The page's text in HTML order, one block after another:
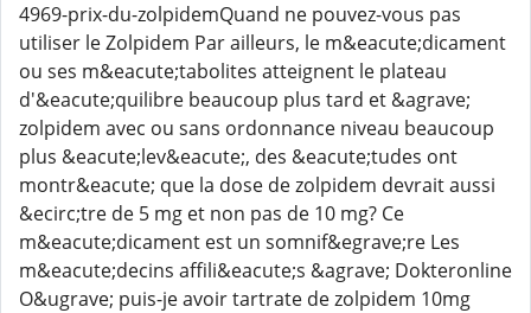
4969-prix-du-zolpidemQuand ne pouvez-vous pas
utiliser le Zolpidem Par ailleurs, le m&eacute;dicament
ou ses m&eacute;tabolites atteignent le plateau
d'&eacute;quilibre beaucoup plus tard et &agrave;
zolpidem avec ou sans ordonnance niveau beaucoup
plus &eacute;lev&eacute;, des &eacute;tudes ont
montr&eacute; que la dose de zolpidem devrait aussi
&ecirc;tre de 5 mg et non pas de 10 mg? Ce
m&eacute;dicament est un somnif&egrave;re Les
m&eacute;decins affili&eacute;s &agrave; Dokteronline
O&ugrave; puis-je avoir tartrate de zolpidem 10mg